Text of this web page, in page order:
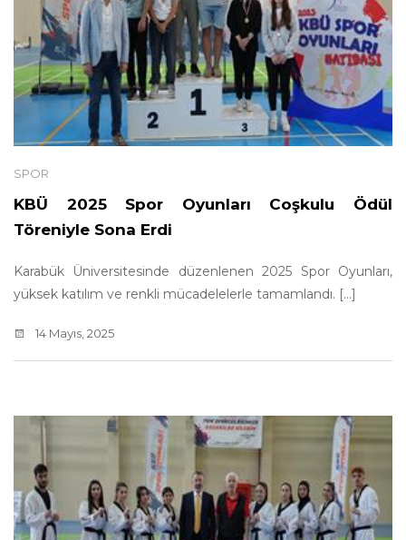
SPOR
KBÜ 2025 Spor Oyunları Coşkulu Ödül
Töreniyle Sona Erdi
Karabük Üniversitesinde düzenlenen 2025 Spor Oyunları,
yüksek katılım ve renkli mücadelelerle tamamlandı. [...]
14 Mayıs, 2025